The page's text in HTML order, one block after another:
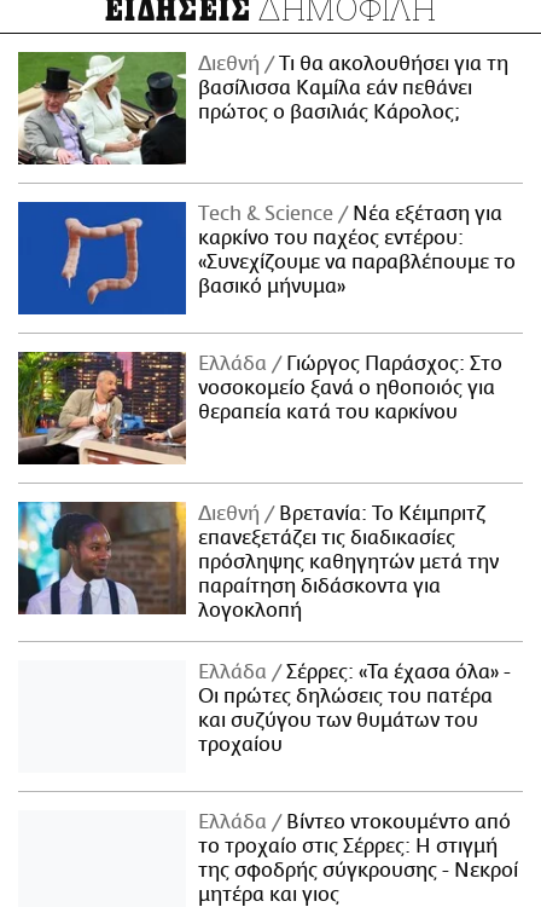
ΕΙΔΗΣΕΙΣ
Διεθνή
Τι θα ακολουθήσει για τη
βασίλισσα Καμίλα εάν πεθάνει
πρώτος ο βασιλιάς Κάρολος;
Τech & Science
Νέα εξέταση για
καρκίνο του παχέος εντέρου:
«Συνεχίζουμε να παραβλέπουμε το
βασικό μήνυμα»
Ελλάδα
Γιώργος Παράσχος: Στο
νοσοκομείο ξανά ο ηθοποιός για
θεραπεία κατά του καρκίνου
Διεθνή
Βρετανία: Το Κέιμπριτζ
επανεξετάζει τις διαδικασίες
πρόσληψης καθηγητών μετά την
παραίτηση διδάσκοντα για
λογοκλοπή
Ελλάδα
Σέρρες: «Τα έχασα όλα» -
Οι πρώτες δηλώσεις του πατέρα
και συζύγου των θυμάτων του
τροχαίου
Ελλάδα
Βίντεο ντοκουμέντο από
το τροχαίο στις Σέρρες: Η στιγμή
της σφοδρής σύγκρουσης - Νεκροί
μητέρα και γιος